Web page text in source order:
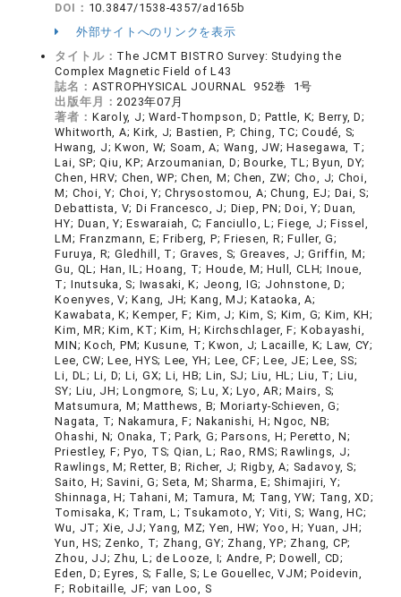
DOI： 10.3847/1538-4357/ad165b
外部サイトへのリンクを表示
タイトル： The JCMT BISTRO Survey: Studying the
Complex Magnetic Field of L43
誌名： ASTROPHYSICAL JOURNAL 952巻 1号
出版年月：2023年07月
著者： Karoly, J; Ward-Thompson, D; Pattle, K; Berry, D;
Whitworth, A; Kirk, J; Bastien, P; Ching, TC; Coudé, S;
Hwang, J; Kwon, W; Soam, A; Wang, JW; Hasegawa, T;
Lai, SP; Qiu, KP; Arzoumanian, D; Bourke, TL; Byun, DY;
Chen, HRV; Chen, WP; Chen, M; Chen, ZW; Cho, J; Choi,
M; Choi, Y; Choi, Y; Chrysostomou, A; Chung, EJ; Dai, S;
Debattista, V; Di Francesco, J; Diep, PN; Doi, Y; Duan,
HY; Duan, Y; Eswaraiah, C; Fanciullo, L; Fiege, J; Fissel,
LM; Franzmann, E; Friberg, P; Friesen, R; Fuller, G;
Furuya, R; Gledhill, T; Graves, S; Greaves, J; Griffin, M;
Gu, QL; Han, IL; Hoang, T; Houde, M; Hull, CLH; Inoue,
T; Inutsuka, S; Iwasaki, K; Jeong, IG; Johnstone, D;
Koenyves, V; Kang, JH; Kang, MJ; Kataoka, A;
Kawabata, K; Kemper, F; Kim, J; Kim, S; Kim, G; Kim, KH;
Kim, MR; Kim, KT; Kim, H; Kirchschlager, F; Kobayashi,
MIN; Koch, PM; Kusune, T; Kwon, J; Lacaille, K; Law, CY;
Lee, CW; Lee, HYS; Lee, YH; Lee, CF; Lee, JE; Lee, SS;
Li, DL; Li, D; Li, GX; Li, HB; Lin, SJ; Liu, HL; Liu, T; Liu,
SY; Liu, JH; Longmore, S; Lu, X; Lyo, AR; Mairs, S;
Matsumura, M; Matthews, B; Moriarty-Schieven, G;
Nagata, T; Nakamura, F; Nakanishi, H; Ngoc, NB;
Ohashi, N; Onaka, T; Park, G; Parsons, H; Peretto, N;
Priestley, F; Pyo, TS; Qian, L; Rao, RMS; Rawlings, J;
Rawlings, M; Retter, B; Richer, J; Rigby, A; Sadavoy, S;
Saito, H; Savini, G; Seta, M; Sharma, E; Shimajiri, Y;
Shinnaga, H; Tahani, M; Tamura, M; Tang, YW; Tang, XD;
Tomisaka, K; Tram, L; Tsukamoto, Y; Viti, S; Wang, HC;
Wu, JT; Xie, JJ; Yang, MZ; Yen, HW; Yoo, H; Yuan, JH;
Yun, HS; Zenko, T; Zhang, GY; Zhang, YP; Zhang, CP;
Zhou, JJ; Zhu, L; de Looze, I; Andre, P; Dowell, CD;
Eden, D; Eyres, S; Falle, S; Le Gouellec, VJM; Poidevin,
F; Robitaille, JF; van Loo, S